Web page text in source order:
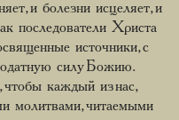
и болезни исцеляет, и
последователи Христа
источники, с
силу Божию.
каждый из нас,
молитвами, читаемыми